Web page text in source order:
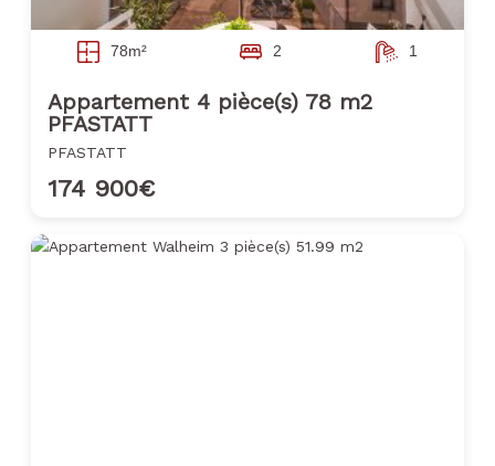
78m² 2 1
Appartement 4 pièce(s) 78 m2
PFASTATT
PFASTATT
174 900€